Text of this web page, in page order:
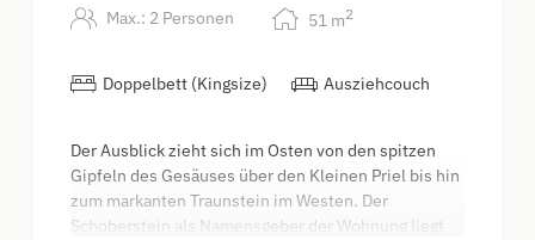
Max.: 2 Personen 51 m2
Doppelbett (Kingsize) Ausziehcouch
Der Ausblick zieht sich im Osten von den spitzen
Gipfeln des Gesäuses über den Kleinen Priel bis hin
zum markanten Traunstein im Westen. Der
Schoberstein als Namensgeber der Wohnung liegt